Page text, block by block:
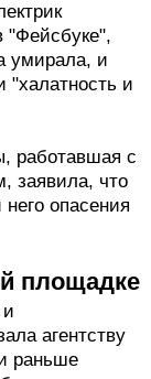
"Фейсбуке",
умирала, и
"халатность и
работавшая с
заявила, что
опасения
площадке
агентству
раньше